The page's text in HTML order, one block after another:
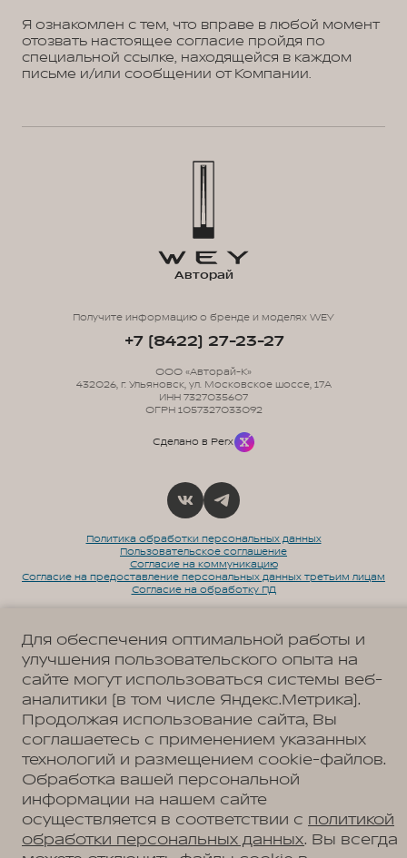
Я ознакомлен с тем, что вправе в любой момент
отозвать настоящее согласие пройдя по
специальной ссылке, находящейся в каждом
письме и/или сообщении от Компании.
Политика обработки персональных данных
Пользовательское соглашение
Согласие на коммуникацию
Согласие на предоставление персональных данных третьим лицам
Согласие на обработку ПД
Авторай
Получите информацию о бренде и моделях WEY
+7 (8422) 27-23-27
ООО «Авторай-К»
432026, г. Ульяновск, ул. Московское шоссе, 17А
ИНН 7327035607
ОГРН 1057327033092
Сделано в Perx
Адрес
Ульяновск, ул. Октябрьская, д. 22л
Телефон
+7 (8422) 27-23-27
АВТОМОБИЛИ В НАЛИЧИИ
МОДЕЛЬНЫЙ РЯД
WEY 05
WEY 07
WEY 80 Премиум
ПОКУПАТЕЛЯМ
Модельный ряд
ВЛАДЕЛЬЦАМ
Для обеспечения оптимальной работы и
улучшения пользовательского опыта на
сайте могут использоваться системы веб-
аналитики (в том числе Яндекс.Метрика).
Продолжая использование сайта, Вы
соглашаетесь с применением указанных
технологий и размещением cookie-файлов.
Обработка вашей персональной
информации на нашем сайте
осуществляется в соответствии с политикой
обработки персональных данных. Вы всегда